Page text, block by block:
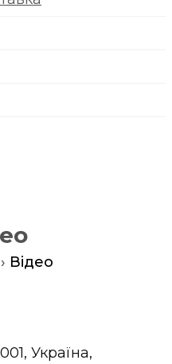
› Відео
Україна,